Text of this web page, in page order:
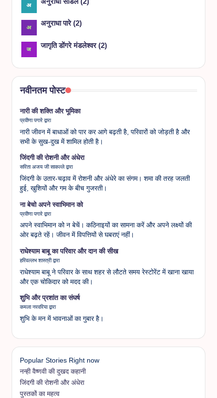
अनुराधा पारे(2)
जागृति डोंगरे मंडलेश्वर(2)
नवीनतम पोस्ट
नारी की शक्ति और भूमिका
प्रवीणा पगारे द्वारा
नारी जीवन में बाधाओं को पार कर आगे बढ़ती है, परिवारों को जोड़ती है और
सभी के सुख-दुख में शामिल होती है।
जिंदगी की रोशनी और अंधेरा
सरिता अजय जी साकल्ले द्वारा
जिंदगी के उतार-चढ़ाव में रोशनी और अंधेरे का संगम। शमा की तरह जलती
हुई, खुशियों और गम के बीच गुजरती।
ना बेचो अपने स्वाभिमान को
प्रवीणा पगारे द्वारा
अपने स्वाभिमान को न बेचें। कठिनाइयों का सामना करें और अपने लक्ष्यों की
ओर बढ़ते रहें। जीवन में विपत्तियों से घबराएं नहीं।
राधेश्याम बाबू का परिवार और दान की सीख
हरिवल्लभ शास्त्री द्वारा
राधेश्याम बाबू ने परिवार के साथ शहर से लौटते समय रेस्टोरेंट में खाना खाया
और एक चोकिदार को मदद की।
शुभि और प्रशांत का संघर्ष
कमला नरवरिया द्वारा
शुभि के मन में भावनाओं का गुबार है।
Popular Stories Right now
नन्ही वैष्णवी की दुखद कहानी
जिंदगी की रोशनी और अंधेरा
पुस्तकों का महत्व